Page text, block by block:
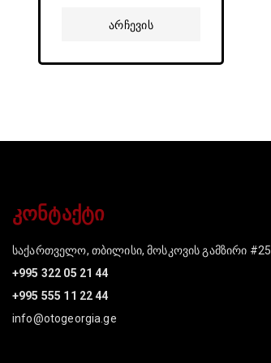
Არჩევის
კონტაქტი
საქართველო, თბილისი, მოსკოვის გამზირი #25
+995 322 05 21 44
+995 555 11 22 44
info@otogeorgia.ge